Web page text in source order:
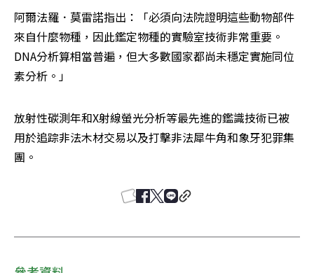
阿爾法羅．莫雷諾指出：「必須向法院證明這些動物部件
來自什麼物種，因此鑑定物種的實驗室技術非常重要。
DNA分析算相當普遍，但大多數國家都尚未穩定實施同位
素分析。」
放射性碳測年和X射線螢光分析等最先進的鑑識技術已被
用於追踪非法木材交易以及打擊非法犀牛角和象牙犯罪集
團。